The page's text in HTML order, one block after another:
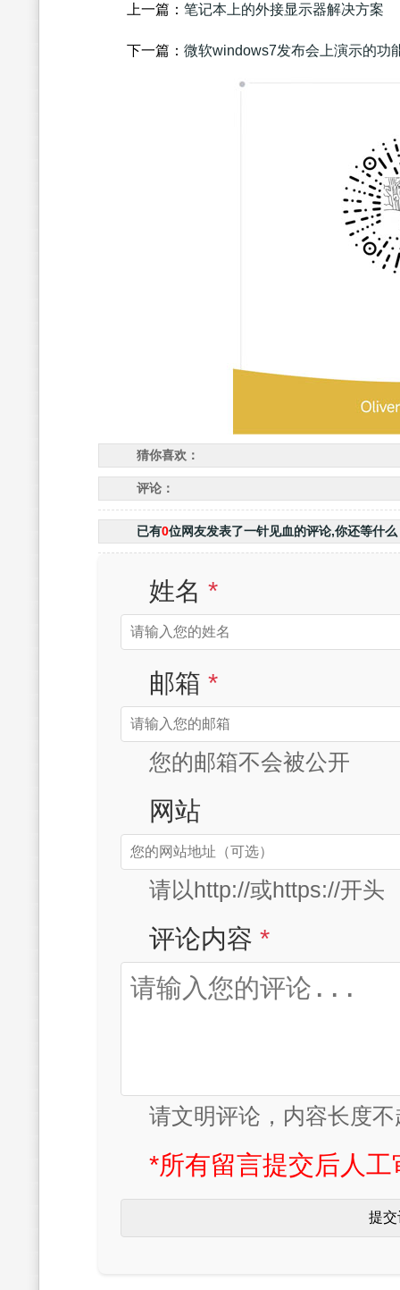
上一篇： 笔记本上的外接显示器解决方案
下一篇： 微软windows7发布会上演示的功
猜你喜欢：
评论：
已有0位网友发表了一针见血的评论,你还等什么
姓名 *
邮箱 *
您的邮箱不会被公开
网站
请以http://或https://开头
评论内容 *
请文明评论，内容长度
*所有留言提交后人